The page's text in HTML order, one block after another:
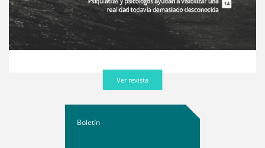
Ver revista
Boletín